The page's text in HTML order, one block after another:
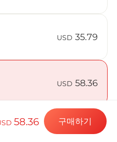
데
치하
금
USD 35.79
USD 58.36
58.36 구매하기